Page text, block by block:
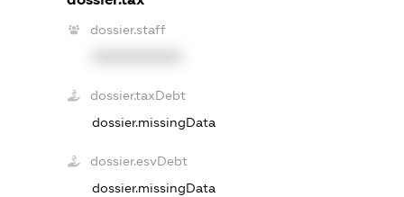
dossier.staff
dossier.taxDebt
dossier.missingData
dossier.esvDebt
dossier.missingData